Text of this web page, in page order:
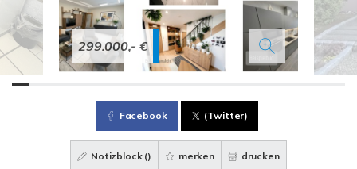
299.000,- €
Facebook (Twitter)
Notizblock () merken drucken